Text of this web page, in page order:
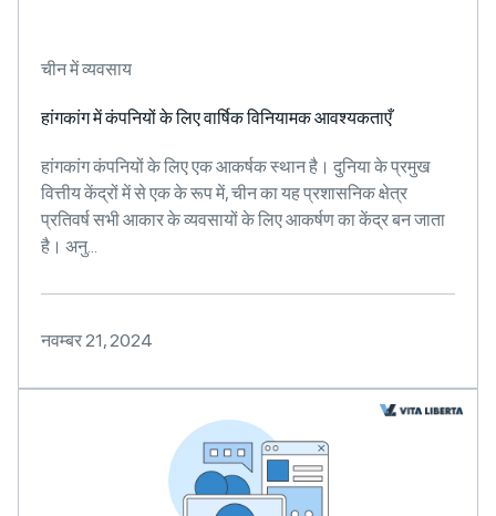
चीन में व्यवसाय
हांगकांग में कंपनियों के लिए वार्षिक विनियामक आवश्यकताएँ
हांगकांग कंपनियों के लिए एक आकर्षक स्थान है। दुनिया के प्रमुख
वित्तीय केंद्रों में से एक के रूप में, चीन का यह प्रशासनिक क्षेत्र
प्रतिवर्ष सभी आकार के व्यवसायों के लिए आकर्षण का केंद्र बन जाता
है। अनु...
नवम्बर 21, 2024